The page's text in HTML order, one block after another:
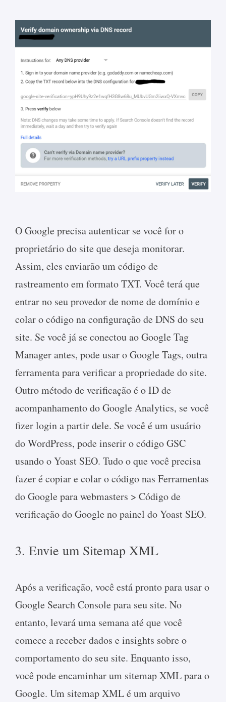
O Google precisa autenticar se você for o
proprietário do site que deseja monitorar.
Assim, eles enviarão um código de
rastreamento em formato TXT. Você terá que
entrar no seu provedor de nome de domínio e
colar o código na configuração de DNS do seu
site. Se você já se conectou ao Google Tag
Manager antes, pode usar o Google Tags, outra
ferramenta para verificar a propriedade do site.
Outro método de verificação é o ID de
acompanhamento do Google Analytics, se você
fizer login a partir dele. Se você é um usuário
do WordPress, pode inserir o código GSC
usando o Yoast SEO. Tudo o que você precisa
fazer é copiar e colar o código nas Ferramentas
do Google para webmasters > Código de
verificação do Google no painel do Yoast SEO.
3. Envie um Sitemap XML
Após a verificação, você está pronto para usar o
Google Search Console para seu site. No
entanto, levará uma semana até que você
comece a receber dados e insights sobre o
comportamento do seu site. Enquanto isso,
você pode encaminhar um sitemap XML para o
Google. Um sitemap XML é um arquivo